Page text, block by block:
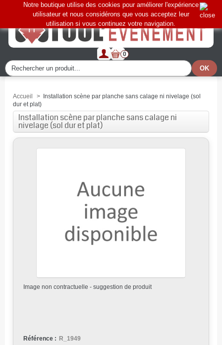
0
Notre boutique utilise des cookies pour améliorer l'expérience
utilisateur et nous considérons que vous acceptez leur
utilisation si vous continuez votre navigation.
Accueil >
Installation scène par planche sans calage ni nivelage (sol
dur et plat)
Installation scène par planche sans calage ni
nivelage (sol dur et plat)
Image non contractuelle - suggestion de produit
Référence : R_1949